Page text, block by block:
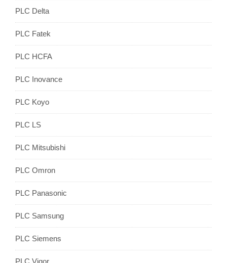
PLC Delta
PLC Fatek
PLC HCFA
PLC Inovance
PLC Koyo
PLC LS
PLC Mitsubishi
PLC Omron
PLC Panasonic
PLC Samsung
PLC Siemens
PLC Vigor